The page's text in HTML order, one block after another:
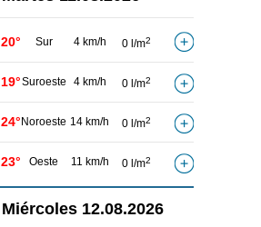
20° Sur 4 km/h 0 l/m2
19°Suroeste 4 km/h 0 l/m2
24° Noroeste 14 km/h 0 l/m2
23° Oeste 11 km/h 0 l/m2
Miércoles 12.08.2026